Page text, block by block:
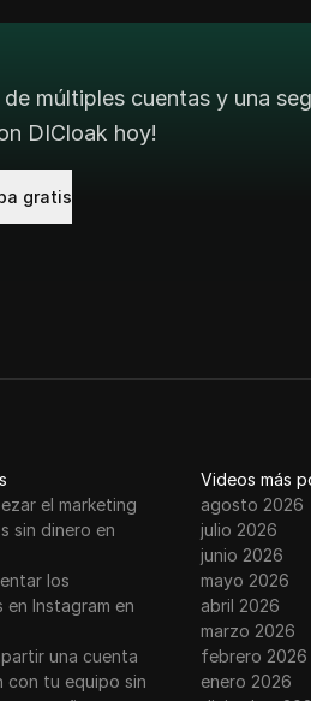
múltiples cuentas y una
DICloak hoy!
gratis
el marketing
sin dinero en
los
en Instagram en
una cuenta
con tu equipo sin
Videos más
agosto 2026
julio 2026
junio 2026
mayo 2026
abril 2026
marzo 2026
febrero 2026
enero 2026